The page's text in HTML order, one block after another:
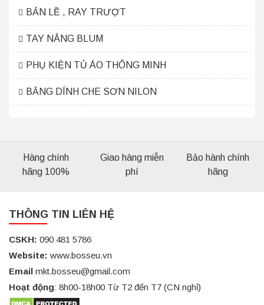
BẢN LỀ , RAY TRƯỢT
TAY NÂNG BLUM
PHỤ KIỆN TỦ ÁO THÔNG MINH
BĂNG DÍNH CHE SƠN NILON
Hàng chính
hãng 100%
Giao hàng miễn
phí
Bảo hành chính
hãng
THÔNG TIN LIÊN HỆ
CSKH: 090 481 5786
Website: www.bosseu.vn
Email mkt.bosseu@gmail.com
Hoạt động: 8h00-18h00 Từ T2 đến T7 (CN nghỉ)